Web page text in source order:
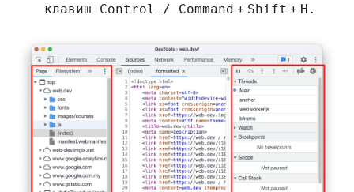
клавиш Control / Command + Shift + H.